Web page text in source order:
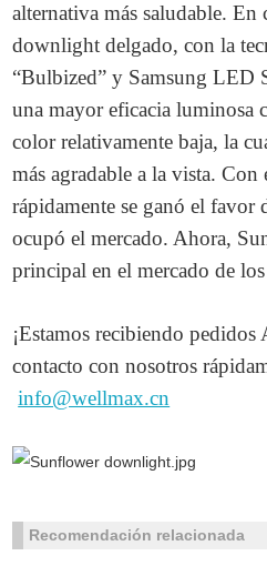
alternativa más saludable. En
downlight delgado, con la
“Bulbized” y Samsung LED
una mayor eficacia luminosa
color relativamente baja, la
más agradable a la vista. Con
rápidamente se ganó el favor
ocupó el mercado. Ahora,
principal en el mercado de
¡Estamos recibiendo
contacto con nosotros
info@wellmax.cn
Recomendación relacionada